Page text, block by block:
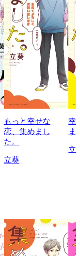
もっと幸せな
恋、集めまし
た。
立葵
幸
ま
立